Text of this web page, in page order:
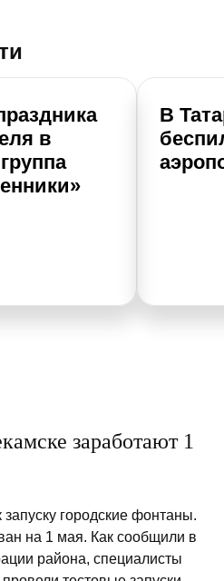
в
В
заработают 1
городские фонтаны.
на 1 мая. Как сообщили в
района, специалисты